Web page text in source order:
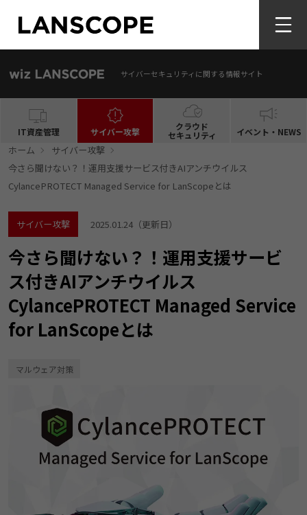
サイバーセキュリティに関する情報サイト
IT資産管理 サイバー攻撃 クラウド
セキュリティ イベント・NEWS
ホーム
サイバー攻撃
今さら聞けない？！運用支援サービス付きAIアンチウイルス
CylancePROTECT Managed Service for LanScopeとは
サイバー攻撃 2025.01.24（更新日）
今さら聞けない？！運用支援サービ
ス付きAIアンチウイルス
CylancePROTECT Managed Service
for LanScopeとは
マルウェア対策